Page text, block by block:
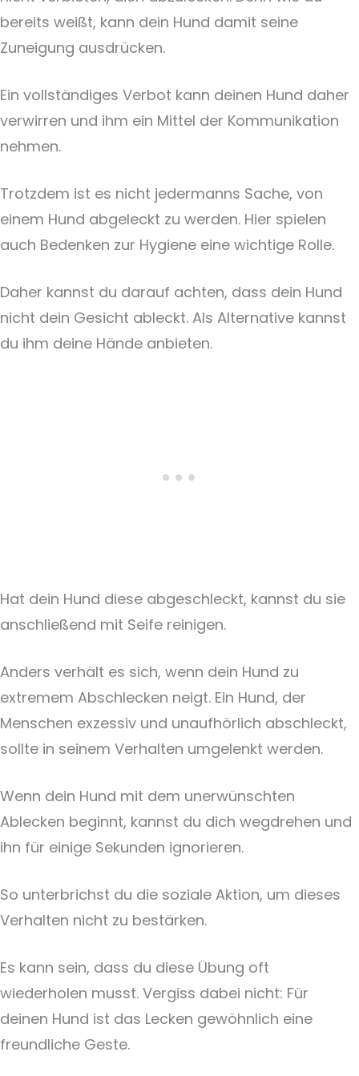
bereits weißt, kann dein Hund damit seine
Zuneigung ausdrücken.
Ein vollständiges Verbot kann deinen Hund daher
verwirren und ihm ein Mittel der Kommunikation
nehmen.
Trotzdem ist es nicht jedermanns Sache, von
einem Hund abgeleckt zu werden. Hier spielen
auch Bedenken zur Hygiene eine wichtige Rolle.
Daher kannst du darauf achten, dass dein Hund
nicht dein Gesicht ableckt. Als Alternative kannst
du ihm deine Hände anbieten.
Hat dein Hund diese abgeschleckt, kannst du sie
anschließend mit Seife reinigen.
Anders verhält es sich, wenn dein Hund zu
extremem Abschlecken neigt. Ein Hund, der
Menschen exzessiv und unaufhörlich abschleckt,
sollte in seinem Verhalten umgelenkt werden.
Wenn dein Hund mit dem unerwünschten
Ablecken beginnt, kannst du dich wegdrehen und
ihn für einige Sekunden ignorieren.
So unterbrichst du die soziale Aktion, um dieses
Verhalten nicht zu bestärken.
Es kann sein, dass du diese Übung oft
wiederholen musst. Vergiss dabei nicht: Für
deinen Hund ist das Lecken gewöhnlich eine
freundliche Geste.